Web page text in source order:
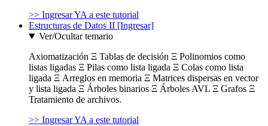
>> Ingresar YA a este tutorial
Estructuras de Datos II [Ingresar]
Ver/Ocultar temario
Axiomatización Ξ Tablas de decisión Ξ Polinomios como
listas ligadas Ξ Pilas como lista ligada Ξ Colas como lista
ligada Ξ Arreglos en memoria Ξ Matrices dispersas en vector
y lista ligada Ξ Árboles binarios Ξ Árboles AVL Ξ Grafos Ξ
Tratamiento de archivos.
>> Ingresar YA a este tutorial